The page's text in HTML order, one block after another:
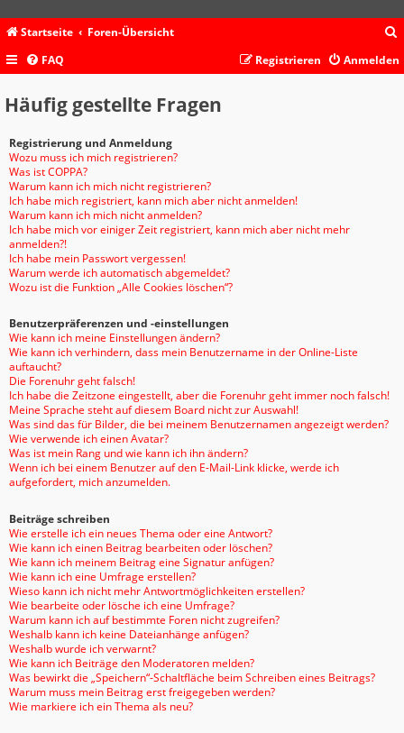
Startseite Foren-Übersicht
c
FAQ Anmelden
Registrieren
Häufig gestellte Fragen
Registrierung und Anmeldung
Wozu muss ich mich registrieren?
Was ist COPPA?
Warum kann ich mich nicht registrieren?
Ich habe mich registriert, kann mich aber nicht anmelden!
Warum kann ich mich nicht anmelden?
Ich habe mich vor einiger Zeit registriert, kann mich aber nicht mehr
anmelden?!
Ich habe mein Passwort vergessen!
Warum werde ich automatisch abgemeldet?
Wozu ist die Funktion „Alle Cookies löschen“?
Benutzerpräferenzen und -einstellungen
Wie kann ich meine Einstellungen ändern?
Wie kann ich verhindern, dass mein Benutzername in der Online-Liste
auftaucht?
Die Forenuhr geht falsch!
Ich habe die Zeitzone eingestellt, aber die Forenuhr geht immer noch falsch!
Meine Sprache steht auf diesem Board nicht zur Auswahl!
Was sind das für Bilder, die bei meinem Benutzernamen angezeigt werden?
Wie verwende ich einen Avatar?
Was ist mein Rang und wie kann ich ihn ändern?
Wenn ich bei einem Benutzer auf den E-Mail-Link klicke, werde ich
aufgefordert, mich anzumelden.
Beiträge schreiben
Wie erstelle ich ein neues Thema oder eine Antwort?
Wie kann ich einen Beitrag bearbeiten oder löschen?
Wie kann ich meinem Beitrag eine Signatur anfügen?
Wie kann ich eine Umfrage erstellen?
Wieso kann ich nicht mehr Antwortmöglichkeiten erstellen?
Wie bearbeite oder lösche ich eine Umfrage?
Warum kann ich auf bestimmte Foren nicht zugreifen?
Weshalb kann ich keine Dateianhänge anfügen?
Weshalb wurde ich verwarnt?
Wie kann ich Beiträge den Moderatoren melden?
Was bewirkt die „Speichern“-Schaltfläche beim Schreiben eines Beitrags?
Warum muss mein Beitrag erst freigegeben werden?
Wie markiere ich ein Thema als neu?